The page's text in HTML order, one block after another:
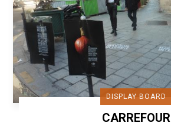
DISPLAY BOARD
CARREFOUR